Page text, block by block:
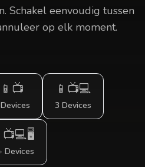
Schakel eenvoudig tussen
op elk moment.
📱📺 📱📺💻
3 Devices
Devices